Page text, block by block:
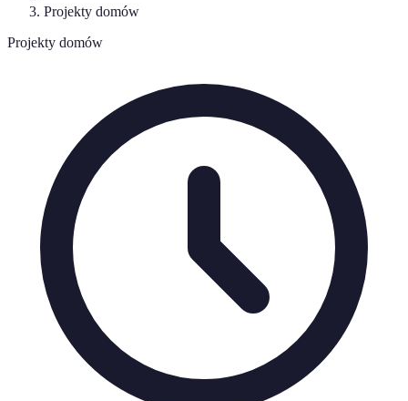
Projekty domów
Projekty domów